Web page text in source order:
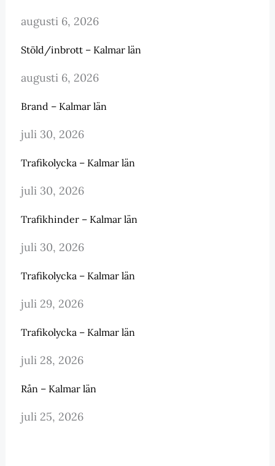
augusti 6, 2026
Stöld/inbrott – Kalmar län
augusti 6, 2026
Brand – Kalmar län
juli 30, 2026
Trafikolycka – Kalmar län
juli 30, 2026
Trafikhinder – Kalmar län
juli 30, 2026
Trafikolycka – Kalmar län
juli 29, 2026
Trafikolycka – Kalmar län
juli 28, 2026
Rån – Kalmar län
juli 25, 2026